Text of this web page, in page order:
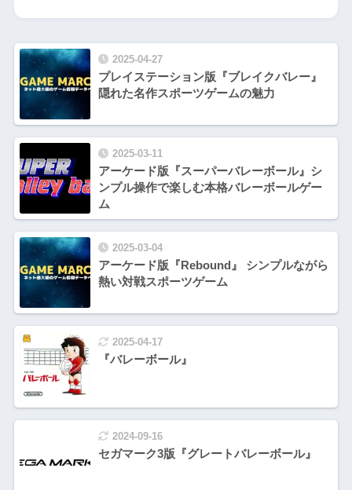
2025-04-27
プレイステーション版『ブレイクバレー』
隠れた名作スポーツゲームの魅力
2025-03-11
アーケード版『スーパーバレーボール』シ
ンプル操作で楽しむ本格バレーボールゲー
ム
2025-03-04
アーケード版『Rebound』 シンプルながら
熱い対戦スポーツゲーム
2025-04-17
『バレーボール』
2024-09-16
セガマーク3版『グレートバレーボール』